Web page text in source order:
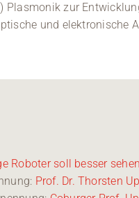
Plasmonik zur
und elektronische
Roboter soll besser
Prof. Dr. Thorsten